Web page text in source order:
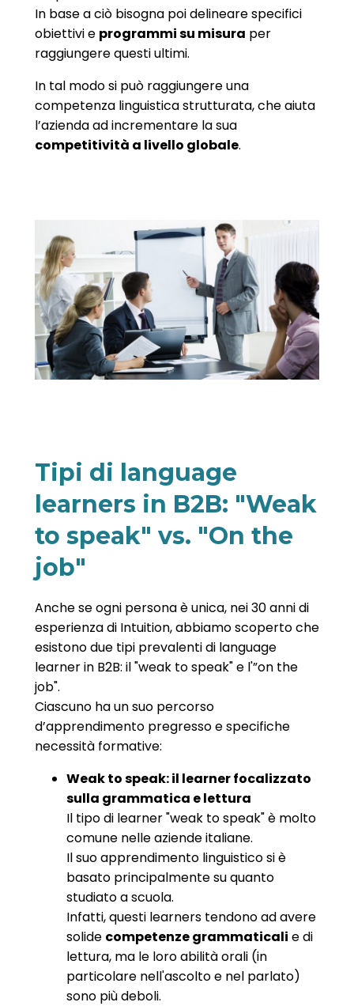
In base a ciò bisogna poi delineare specifici
obiettivi e programmi su misura per
raggiungere questi ultimi.
In tal modo si può raggiungere una
competenza linguistica strutturata, che aiuta
l’azienda ad incrementare la sua
competitività a livello globale.
Tipi di language
learners in B2B: "Weak
to speak" vs. "On the
job"
Anche se ogni persona è unica, nei 30 anni di
esperienza di Intuition, abbiamo scoperto che
esistono due tipi prevalenti di language
learner in B2B: il "weak to speak" e l'”on the
job".
Ciascuno ha un suo percorso
d’apprendimento pregresso e specifiche
necessità formative:
Weak to speak: il learner focalizzato
sulla grammatica e lettura
Il tipo di learner "weak to speak" è molto
comune nelle aziende italiane.
Il suo apprendimento linguistico si è
basato principalmente su quanto
studiato a scuola.
Infatti, questi learners tendono ad avere
solide competenze grammaticali e di
lettura, ma le loro abilità orali (in
particolare nell'ascolto e nel parlato)
sono più deboli.